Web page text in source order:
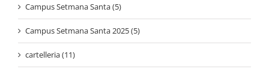
Campus Setmana Santa (5)
Campus Setmana Santa 2025 (5)
cartelleria (11)